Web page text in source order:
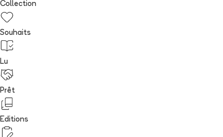
Collection
Souhaits
Lu
Prêt
Editions